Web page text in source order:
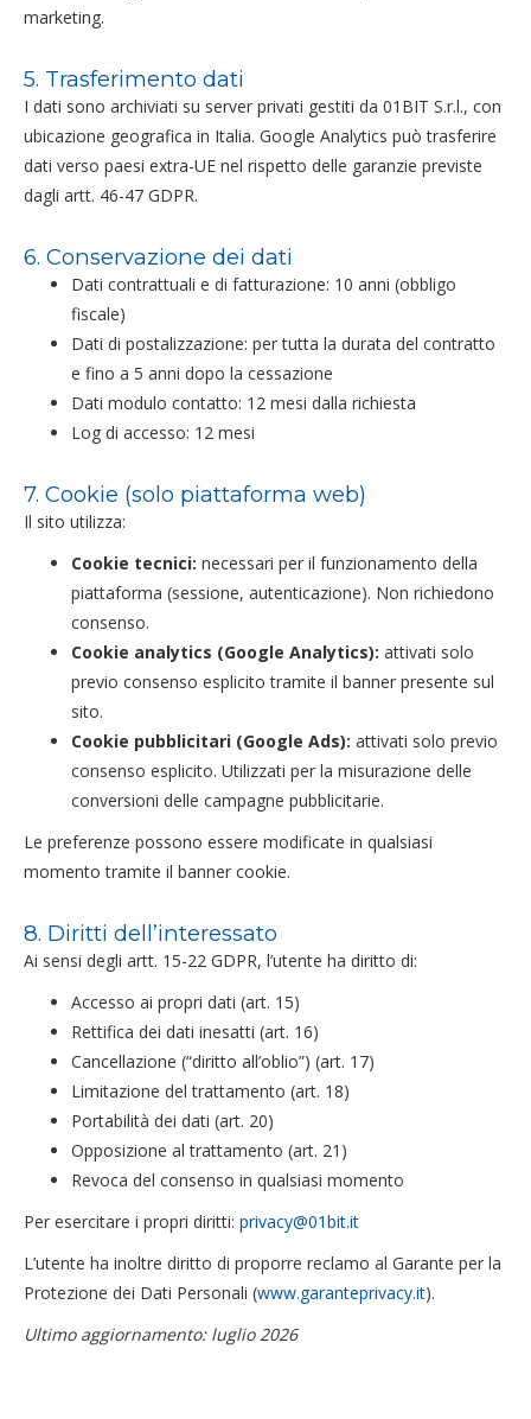
marketing.
5. Trasferimento dati
I dati sono archiviati su server privati gestiti da 01BIT S.r.l., con
ubicazione geografica in Italia. Google Analytics può trasferire
dati verso paesi extra-UE nel rispetto delle garanzie previste
dagli artt. 46-47 GDPR.
6. Conservazione dei dati
Dati contrattuali e di fatturazione: 10 anni (obbligo
fiscale)
Dati di postalizzazione: per tutta la durata del contratto
e fino a 5 anni dopo la cessazione
Dati modulo contatto: 12 mesi dalla richiesta
Log di accesso: 12 mesi
7. Cookie (solo piattaforma web)
Il sito utilizza:
Cookie tecnici: necessari per il funzionamento della
piattaforma (sessione, autenticazione). Non richiedono
consenso.
Cookie analytics (Google Analytics): attivati solo
previo consenso esplicito tramite il banner presente sul
sito.
Cookie pubblicitari (Google Ads): attivati solo previo
consenso esplicito. Utilizzati per la misurazione delle
conversioni delle campagne pubblicitarie.
Le preferenze possono essere modificate in qualsiasi
momento tramite il banner cookie.
8. Diritti dell’interessato
Ai sensi degli artt. 15-22 GDPR, l’utente ha diritto di:
Accesso ai propri dati (art. 15)
Rettifica dei dati inesatti (art. 16)
Cancellazione (“diritto all’oblio”) (art. 17)
Limitazione del trattamento (art. 18)
Portabilità dei dati (art. 20)
Opposizione al trattamento (art. 21)
Revoca del consenso in qualsiasi momento
Per esercitare i propri diritti: privacy@01bit.it
L’utente ha inoltre diritto di proporre reclamo al Garante per la
Protezione dei Dati Personali (www.garanteprivacy.it).
Ultimo aggiornamento: luglio 2026